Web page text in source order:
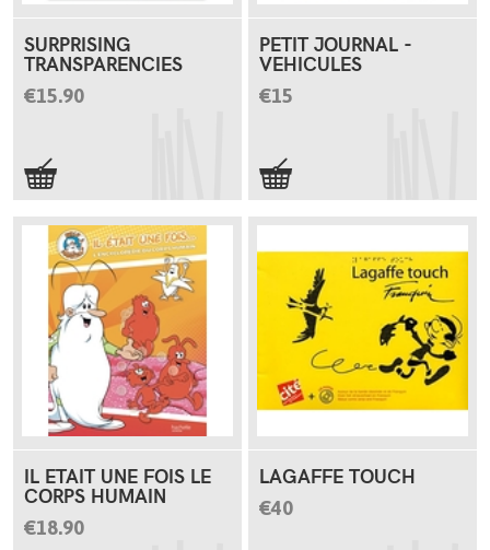
SURPRISING
TRANSPARENCIES
€15.90
PETIT JOURNAL -
VEHICULES
€15
IL ETAIT UNE FOIS LE
CORPS HUMAIN
€18.90
LAGAFFE TOUCH
€40